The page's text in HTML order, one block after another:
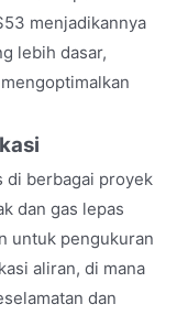
menjadikannya
lebih dasar,
di berbagai proyek
dan gas lepas
untuk pengukuran
aliran, di mana
dan